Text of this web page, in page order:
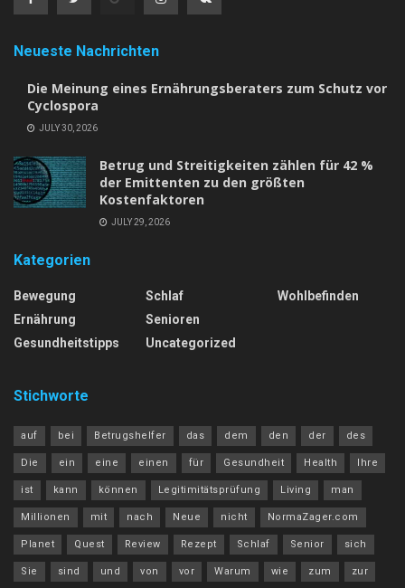
Neueste Nachrichten
Die Meinung eines Ernährungsberaters zum Schutz vor
Cyclospora
JULY 30, 2026
Betrug und Streitigkeiten zählen für 42 %
der Emittenten zu den größten
Kostenfaktoren
JULY 29, 2026
Kategorien
Bewegung
Ernährung
Gesundheitstipps
Schlaf
Senioren
Uncategorized
Wohlbefinden
Stichworte
auf bei Betrugshelfer das dem den der des
Die ein eine einen für Gesundheit Health Ihre
ist kann können Legitimitätsprüfung Living man
Millionen mit nach Neue nicht NormaZager.com
Planet Quest Review Rezept Schlaf Senior sich
Sie sind und von vor Warum wie zum zur